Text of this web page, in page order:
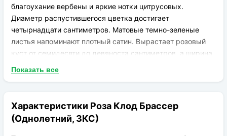
благоухание вербены и яркие нотки цитрусовых.
Диаметр распустившегося цветка достигает
четырнадцати сантиметров. Матовые темно-зеленые
листья напоминают плотный сатин. Вырастает розовый
куст от семидесяти до девяноста сантиметров, а ширина
выделяется цветом и размером бутонов. Крупные,
лепестков, которые придают им пышность. Также сорт
отличается интенсивным ароматом.
Показать все
Характеристики Роза Клод Брассер
(Однолетний, ЗКС)